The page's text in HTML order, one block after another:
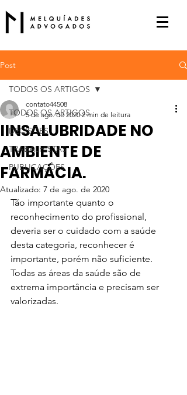
Post
TODOS OS ARTIGOS
DECISÕES
TRABALHISTAS
PUBLICAÇÕES
TODOS OS ARTIGOS
IINSALUBRIDADE NO
AMBIENTE DE
FARMÁCIA.
contato44508
5 de ago. de 2020 2 min de leitura
Atualizado: 7 de ago. de 2020
Tão importante quanto o
reconhecimento do profissional,
deveria ser o cuidado com a saúde
desta categoria, reconhecer é
importante, porém não suficiente.
Todas as áreas da saúde são de
extrema importância e precisam ser
valorizadas.